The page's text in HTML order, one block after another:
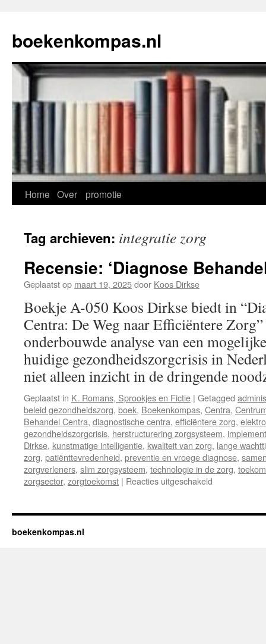
de
inhoud
boekenkompas.nl
Home Over promotie
Tag archieven: integratie zorg
Recensie: ‘Diagnose
Geplaatst op maart 19, 2025door Koos Dirkse
Boekje A-050 Koos Dirkse biedt in
Centra: De Weg naar Efficiëntere
onderbouwde analyse van een
huidige gezondheidszorgcrisis in
niet alleen inzicht in de dringende
Geplaatst in K. Romans, Sprookjes en Fictie | Getagged
beleid gezondheidszorg, boek, Boekenkompas, Centra,
Behandel Centra, diagnostische centra, efficiëntere zorg,
gezondheidszorgcrisis, herstructurering zorgsysteem,
Dirkse, kunstmatige intelligentie, kwaliteit van zorg, lange
zorg, patiënttevredenheid, preventie en vroege diagnose,
zorgverleners, slim zorgsysteem, technologie in de zorg,
zorgsector, zorgtoekomst | Reacties uitgeschakeld
Behandel
boekenkompas.nl